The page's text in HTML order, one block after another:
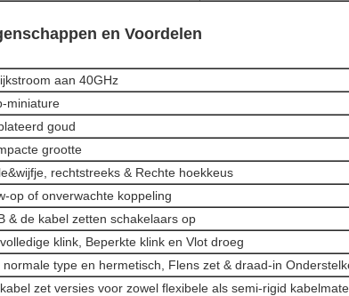
en Voordelen
aan 40GHz
miniature
goud
grootte
rechtstreeks & Rechte hoekkeus
op of onverwachte koppeling
& de kabel zetten schakelaars op
klink, Beperkte klink en Vlot droeg
normale type en hermetisch, Flens zet & draad-in
zet versies voor zowel flexibele als semi-rigid